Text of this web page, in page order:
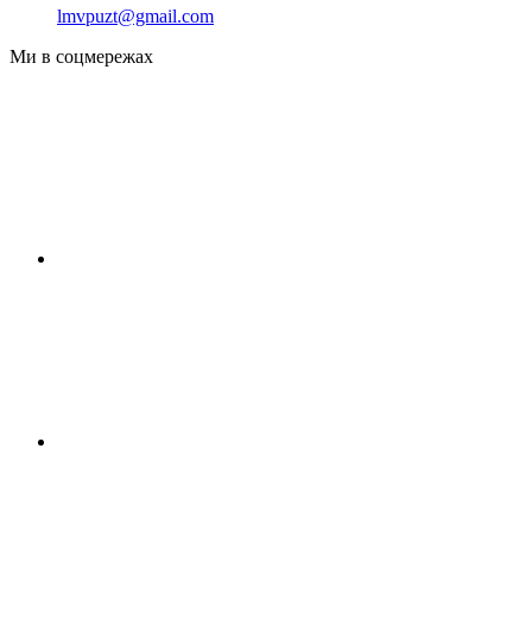
lmvpuzt@gmail.com
Ми в соцмережах